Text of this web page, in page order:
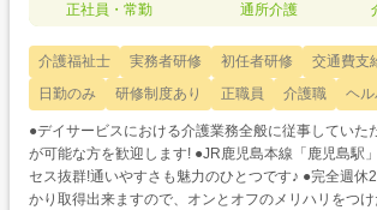
正社員・常勤 通所介護
介護福祉士 実務者研修 初任者研修 交通費支
日勤のみ
研修制度あり 正職員 介護職 ヘル
●デイサービスにおける介護業務全般に従事していた
が可能な方を歓迎します! ●JR鹿児島本線「鹿児島駅
セス抜群!通いやすさも魅力のひとつです♪ ●完全週休
かり取得出来ますので、オンとオフのメリハリをつ